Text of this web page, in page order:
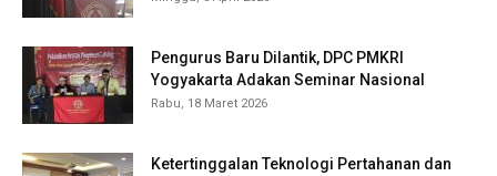
Pengurus Baru Dilantik, DPC PMKRI
Yogyakarta Adakan Seminar Nasional
Rabu, 18 Maret 2026
Ketertinggalan Teknologi Pertahanan dan